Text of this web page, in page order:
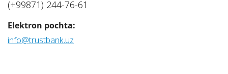
(+99871) 244-76-61
Elektron pochta:
info@trustbank.uz